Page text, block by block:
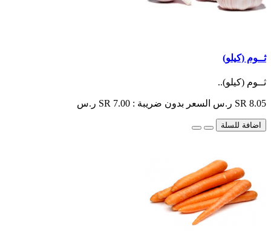
ثــوم (كيلو)
ثــوم (كيلو)..
SR 8.05 ر.س السعر بدون ضريبة : SR 7.00 ر.س
اضافة للسلة